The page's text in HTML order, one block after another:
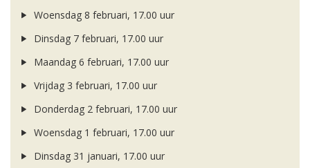
Woensdag 8 februari, 17.00 uur
Dinsdag 7 februari, 17.00 uur
Maandag 6 februari, 17.00 uur
Vrijdag 3 februari, 17.00 uur
Donderdag 2 februari, 17.00 uur
Woensdag 1 februari, 17.00 uur
Dinsdag 31 januari, 17.00 uur